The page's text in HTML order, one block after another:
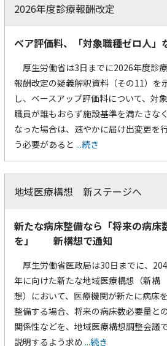
2026年度診療報酬改定
ベア評価料、「対象職種ゼロ人」
厚生労働省は3日までに2026年度診療
報酬改定の疑義解釈資料（その11）を
し、ベースアップ評価料について、対象
職員が誰もおらず施設基準を満たさなく
なった場合は、速やかに届け出変更を
う必要があると ...続き
地域医療構想 新ステージへ
新たな病床整備なら「将来の病床
を」 新構想で通知
厚生労働省医政局は30日までに、
年に向けた新たな地域医療構想（新構
想）において、医療機関が新たに病床を
整備する場合、将来の病床数必要量と
関係性などを、地域医療構想調整会議
説明するよう求め ...続き